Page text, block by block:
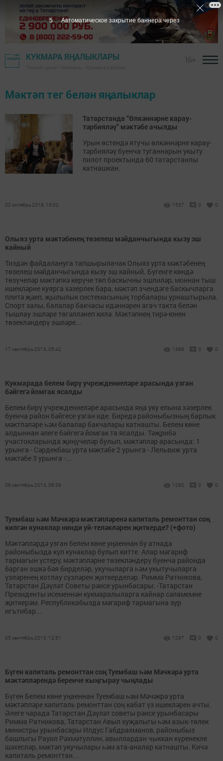
КУКМАРА ЯҢАЛЫКЛАРЫ
Мәктәп тег белән яңалыклар
Татарстанда “Өлкәннәрне карау-
тәрбияләү” мәктәбе ачылды
Урын өстендә ятучы өлкәннәрне карау-
тәрбияләү буенча туганнарын укыту
пилот проектында 60 татарстанлы
катнашкан.
02 октябрь 2018, 16:02 1537 0 0
Олыяз урта мәктәбенең төзелеш мәйданчыгында кызу эш
кайный
Тиздән файдалануга тапшырылачак Олыяз урта мәктәбенең
төзелеш мәйданчыгында кызу эш кайный. Бүгенге көндә
төзүчеләр мәктәпкә керүче төп баскычны эшлиләр, моннан тыш
ишекләрне куярга хәзерлек бара, мәктәп эчендәге баскычларга
плитә җәеп, җылылык системасының торбалары урнаштырыла.
Спорт залы, балалар бакчасы идәннәрен агач такта белән
тышлау эшләре төгәлләнеп килә. Мәктәпнең тирә-юнен
төзекләндерү эшләре...
17 сентябрь 2013, 05:42 1389 0 0
Кукмарада белем бирү учреждениеләре арасында узган
бәйгегә йомгак ясалды
Белем бирү учреждениеләре арасында яңа уку елына хәзерлек
буенча район бәйгесе узган иде. Биредә районыбызның барлык
мәктпәләре һәм балалар бакчалары катнашты. Белем көне
алдыннан әлеге бәйгегә йомгак та ясалды. Тәҗрибә
участокларында җиңүчеләр булып, мәктәпләр арасында: 1
урынга - Сәрдекбаш урта мәктәбе 2 урынга - Лельвиж урта
мәктәбе 3 урынга -...
06 сентябрь 2013, 06:39 1280 0 0
Туембаш һәм Мәчкәрә мәктәпләренә капиталь ремонттан соң
килгән кунаклар нинди уй-теләкләрен җиткерде? (+фото)
Мәктәпләрдә узган белем көне уңаеннан бу атнада
районыбызда күп кунаклар булып китте. Алар мәгариф
тармагын үстерү, мәктәпләрне төзекләндерү буенча районда
барган эшкә бәя бирделәр, укучыларга һәм укытучыларга
үзләренең котлау сүзләрен җиткерделәр. Римма Ратникова,
Татарстан Дәүләт Советы рәисе урынбасары: -Татарстан
Президенты исеменнән кукмаралыларга кайнар сәламемне
җиткерәм. Республикабызда мәгариф тармагына зур
игътибар...
05 сентябрь 2013, 12:51 1297 0 0
Бүген капиталь ремонттан соң Туембаш һәм Мәчкәрә урта
мәктәпләрендә беренче кыңгырау чыңлады
Бүген Белем көне уңаеннан Туембаш һәм Мәчәкрә урта
мәктәпләре капиталь ремонттан соң кабат үз ишекләрен ачты.
Әлеге чарада Татарстан Дәүләт советы рәисе урынбасары
Римма Ратникова, Татарстан Авыл хуҗалыгы һәм азык-төлек
министры урынбасары Илдус Габдрахманов, районыбыз
башлыгы Рауил Рәхмәтуллин, авыллардан чыккан күренекле
шәхесләр, мәктәп укучылары һәм ата-аналар катнашты. Кичә
капиталь ремонттан...
5 Автоматическое закрытие баннера через